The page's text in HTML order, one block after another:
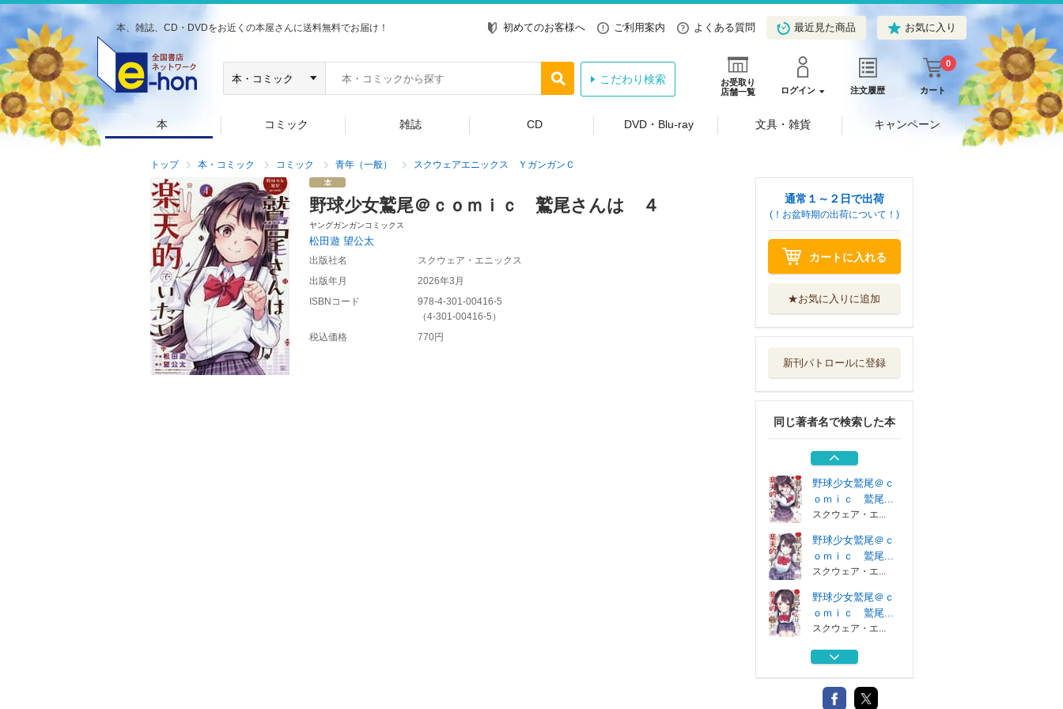
本、雑誌、CD・DVDをお近くの本屋さんに送料無料でお届け！ 初めてのお客様へ ご利用案内 よくある質問 最近見た商品 お気に入り
お受取り
店舗一覧
ログイン 注文履歴 カート
0
こだわり検索
本 コミック 雑誌 CD DVD・Blu-ray 文具・雑貨 キャンペーン
トップ 本・コミック コミック 青年（一般） スクウェアエニックス ＹガンガンＣ
野球少女鷲尾＠ｃｏｍｉｃ 鷲尾さんは ４
ヤングガンガンコミックス
松田遊 望公太
出版社名
スクウェア・エニックス
出版年月
2026年3月
ISBNコード
978-4-301-00416-5
（4-301-00416-5 ）
税込価格
770円
通常１～２日で出荷
(！お盆時期の出荷について！)
カートに入れる
★お気に入りに追加
新刊パトロールに登録
同じ著者名で検索した本
野球少女鷲尾＠ｃ
ｏｍｉｃ 鷲尾...
野球少女鷲尾＠ｃ
スクウェア・エ...
母のむね父のせな
か
幻冬舎ルネッサ...
野球少女鷲尾＠ｃ
ｏｍｉｃ 鷲尾...
スクウェア・エ...
野球少女鷲尾＠ｃ
ｏｍｉｃ 鷲尾...
スクウェア・エ...
野球少女鷲尾＠ｃ
ｏｍｉｃ 鷲尾...
スクウェア・エ...
母のむね父のせな
幻冬舎ルネッサ...